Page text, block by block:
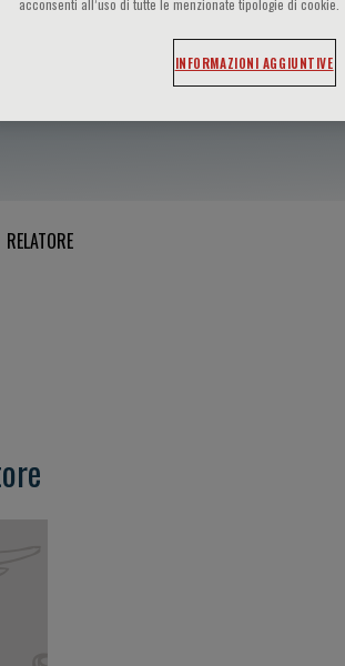
Silber
RELATORE
acconsenti all’uso di tutte le menzionate tipologie di cookie.
INFORMAZIONI AGGIUNTIVE